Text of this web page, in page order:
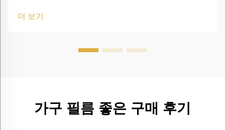
더 보기
가구 필름 좋은 구매 후기